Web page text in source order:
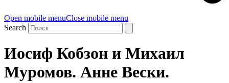
Open mobile menuClose mobile menu
Search
Иосиф Кобзон и Михаил
Муромов. Анне Вески.